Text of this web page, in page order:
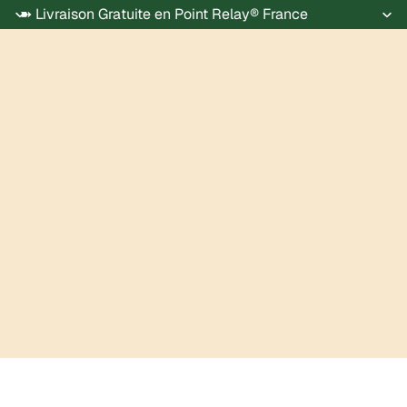
➽ Livraison Gratuite en Point Relay® France